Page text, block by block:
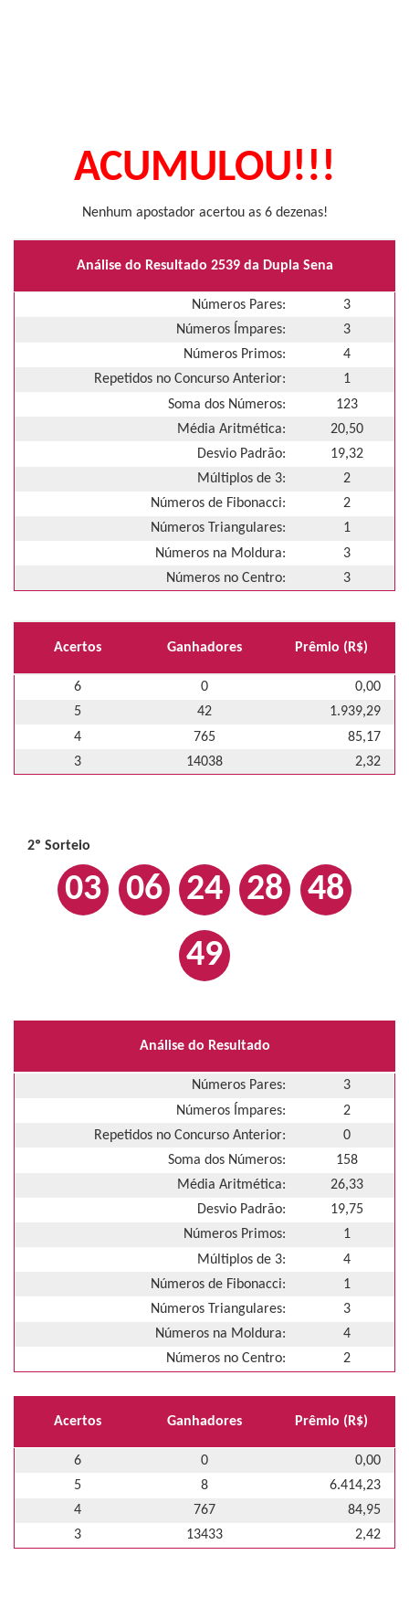
ACUMULOU!!!
Nenhum apostador acertou as 6 dezenas!
Análise do Resultado 2539 da Dupla Sena
Números Pares:
3
Números Ímpares:
3
Números Primos:
4
Repetidos no Concurso Anterior:
1
Soma dos Números:
123
Média Aritmética:
20,50
Desvio Padrão:
19,32
Múltiplos de 3:
2
Números de Fibonacci:
2
Números Triangulares:
1
Números na Moldura:
3
Números no Centro:
3
Acertos Ganhadores Prêmio (R$)
6 0
0,00
5
42
1.939,29
4
765
85,17
3
14038 2,32
2º Sorteio
03 06 24 28
48
49
Análise do Resultado
Números Pares:
3
Números Ímpares:
2
Repetidos no Concurso Anterior:
0
Soma dos Números:
158
Média Aritmética:
26,33
Desvio Padrão:
19,75
Números Primos:
1
Múltiplos de 3:
4
Números de Fibonacci:
1
Números Triangulares:
3
Números na Moldura:
4
Números no Centro:
2
Acertos Ganhadores Prêmio (R$)
6 0
0,00
5
8
6.414,23
4
767
84,95
3
13433 2,42